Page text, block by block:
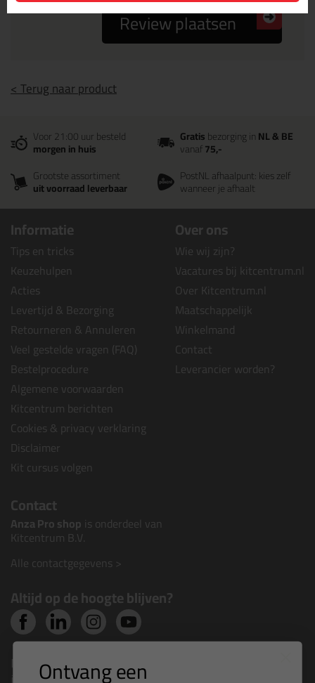
Review plaatsen
< Terug naar product
Voor 21:00 uur besteld
morgen in huis
Gratisbezorging inNL & BE
vanaf75,-
Grootste assortiment
uit voorraad leverbaar
PostNL afhaalpunt: kies zelf
wanneer je afhaalt
Informatie
Tips en tricks
Keuzehulpen
Acties
Levertijd & Bezorging
Retourneren & Annuleren
Veel gestelde vragen (FAQ)
Bestelprocedure
Algemene voorwaarden
Kitcentrum berichten
Cookies & privacy verklaring
Disclaimer
Kit cursus volgen
Over ons
Wie wij zijn?
Vacatures bij kitcentrum.nl
Over Kitcentrum.nl
Maatschappelijk
Winkelmand
Contact
Leverancier worden?
Contact
Anza Pro shop is onderdeel van
Kitcentrum B.V.
Alle contactgegevens >
Altijd op de hoogte blijven?
Nieuws, tips en exclusieve deals rechtstreeks in je
Ontvang een